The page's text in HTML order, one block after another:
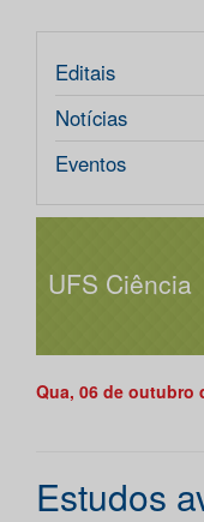
Editais
Notícias
Eventos
UFS Ciência
Qua, 06 de outubro
Estudos